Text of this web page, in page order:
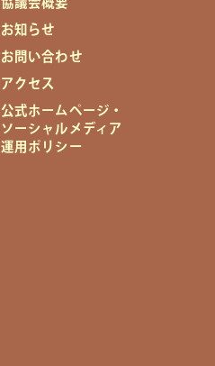
お知らせ
お問い合わせ
アクセス
公式ホームページ・
ソーシャルメディア
運用ポリシー